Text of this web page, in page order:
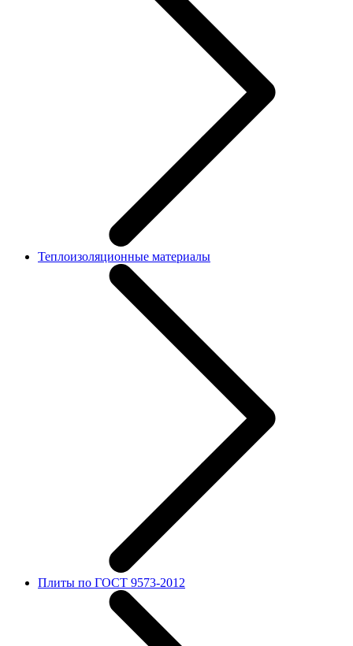
Теплоизоляционные материалы
Плиты по ГОСТ 9573-2012